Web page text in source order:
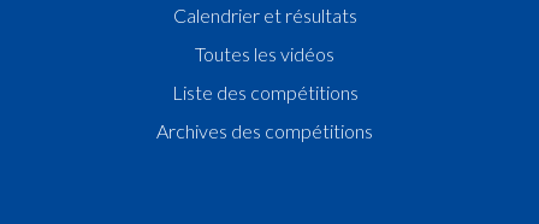
Calendrier et résultats
Toutes les vidéos
Liste des compétitions
Archives des compétitions